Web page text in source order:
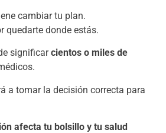
cambiar tu plan.
quedarte donde estás.
significarcientos o miles de
a tomar la decisión correcta para
afecta tu bolsillo y tu salud